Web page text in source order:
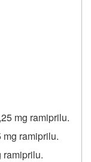
mg ramiprilu.
mg ramiprilu.
ramiprilu.